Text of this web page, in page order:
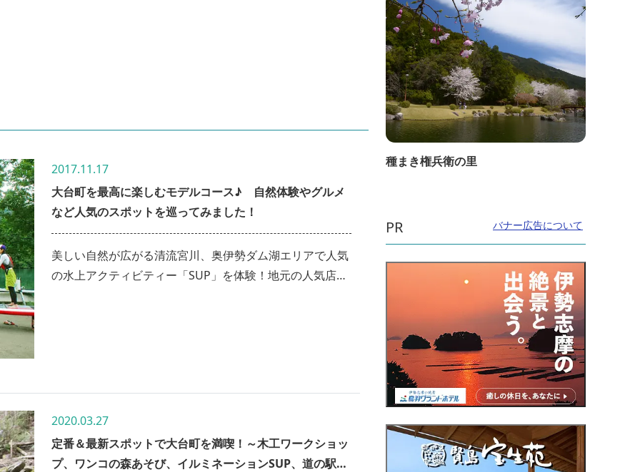
2017.11.17
大台町を最高に楽しむモデルコース♪ 自然体験やグルメ
など人気のスポットを巡ってみました！
美しい自然が広がる清流宮川、奥伊勢ダム湖エリアで人気
の水上アクティビティー「SUP」を体験！地元の人気店で
2020.03.27
定番＆最新スポットで大台町を満喫！～木工ワークショッ
プ、ワンコの森あそび、イルミネーションSUP、道の駅＆
種まき権兵衛の里
PR バナー広告について